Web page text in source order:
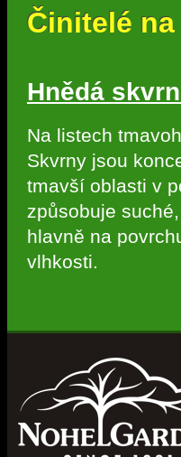
Činitelé
Hnědá
Na listech
Skvrny jsou
tmavší oblasti v
způsobuje
hlavně na
vlhkosti.